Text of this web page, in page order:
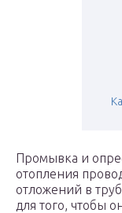
Промывка и
отопления
отложений в
для того, чтобы